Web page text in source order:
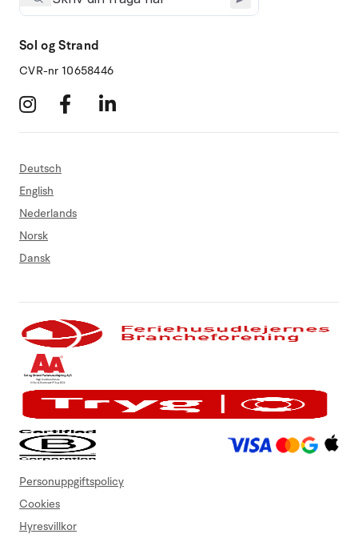
Sol og Strand
CVR-nr 10658446
Deutsch
English
Nederlands
Norsk
Dansk
Personuppgiftspolicy
Cookies
Hyresvillkor